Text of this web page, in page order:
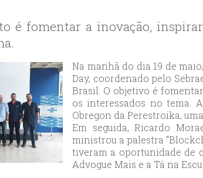
avcılar
bagcılar
escort
beylikduzu
escort
bahcesehir
escort
umraniye
escort
é fomentar a inovação,
Na manhã do dia 19 de
Day, coordenado pelo
Brasil. O objetivo é
os interessados no tema.
Obregon da Perestroika,
Em seguida, Ricardo
ministrou a palestra
tiveram a oportunidade de
Advogue Mais e a Tá na